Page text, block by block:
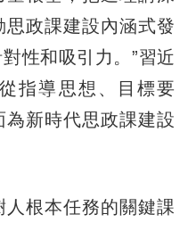
政課建設內涵式發
性和吸引力。”習近
指導思想、目標要
新時代思政課建設
根本任務的關鍵課